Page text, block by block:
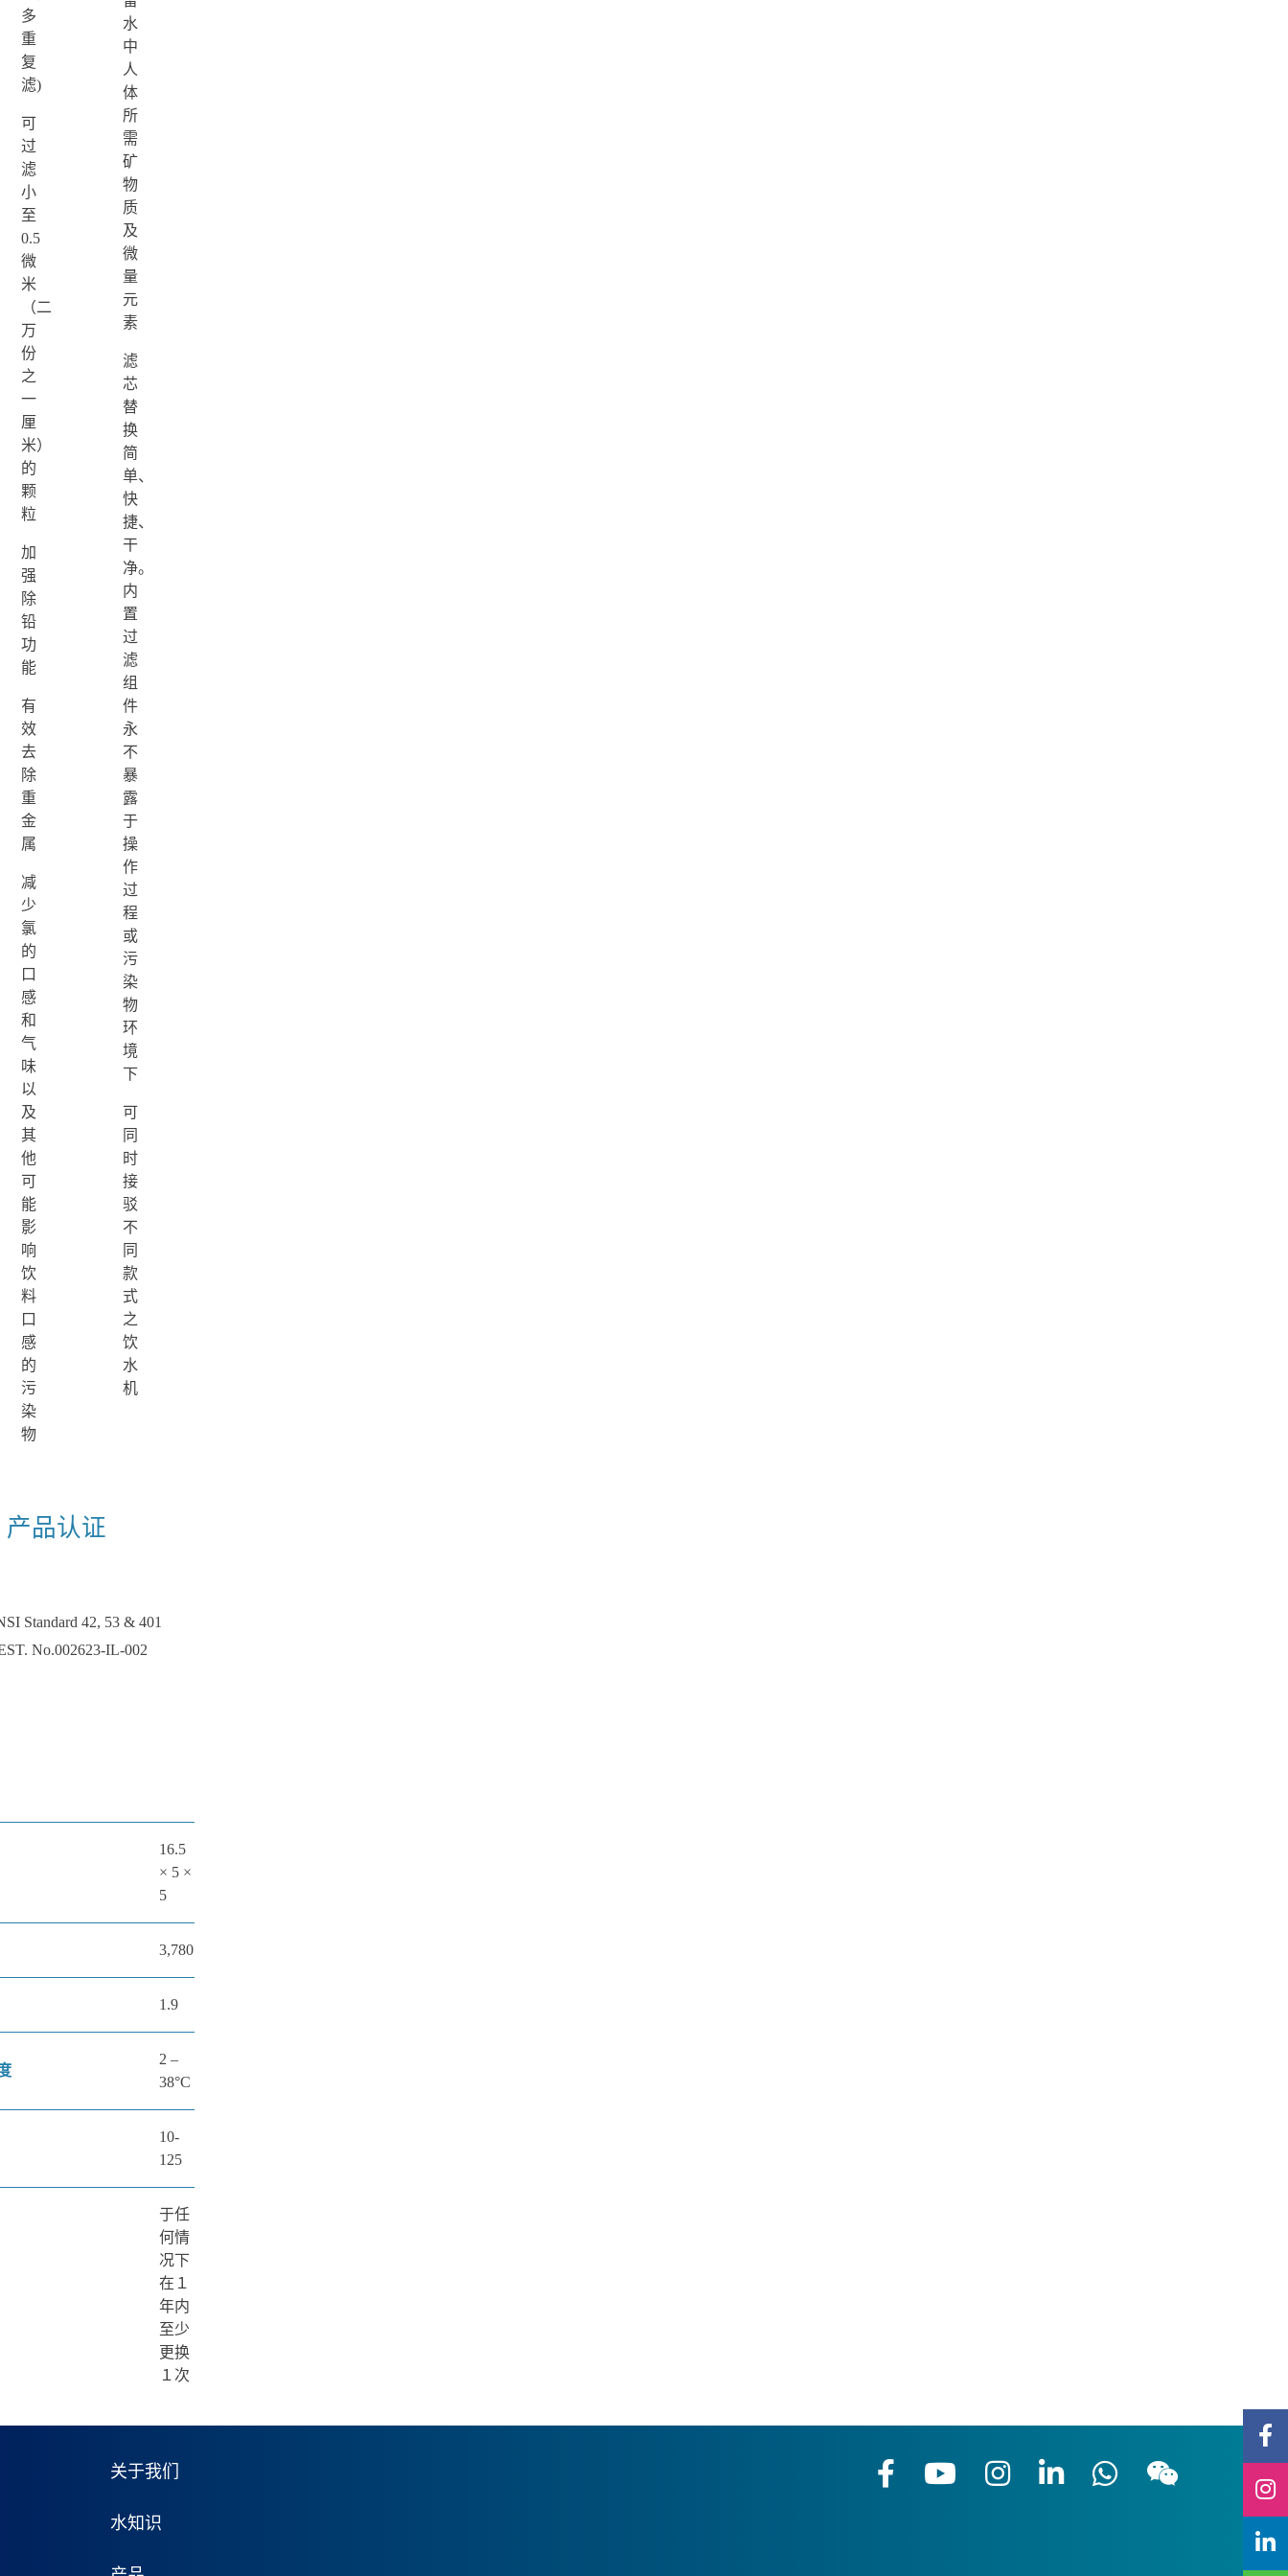
多
重
复
滤)
可
过
滤
小
至
0.5
微
米
（二
万
份
之
一
厘
米）
的
颗
粒
加
强
除
铅
功
能
有
效
去
除
重
金
属
减
少
氯
的
口
感
和
气
味
以
及
其
他
可
能
影
响
饮
料
口
感
的
污
染
物
水
中
人
体
所
需
矿
物
质
及
微
量
元
素
滤
芯
替
换
简
单、
快
捷、
干
净。
内
置
过
滤
组
件
永
不
暴
露
于
操
作
过
程
或
污
染
物
环
境
下
可
同
时
接
驳
不
同
款
式
之
饮
水
机
产品认证
Standard 42, 53 & 401
No.002623-IL-002
16.5
× 5 ×
5
3,780
1.9
2 –
38°C
10-
125
于任
何情
况下
在１
年内
至少
更换
１次
关于我们
水知识